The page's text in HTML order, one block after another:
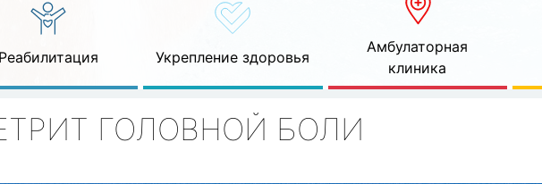
Укрепление здоровья
Амбулаторная
клиника
ГОЛОВНОЙ БОЛИ